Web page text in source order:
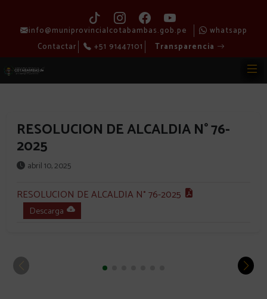
info@muniprovincialcotabambas.gob.pe
whatsapp
Contactar
+51 91447101 Transparencia
RESOLUCION DE ALCALDIA N° 76-
2025
abril 10, 2025
RESOLUCION DE ALCALDIA N° 76-2025
Descarga